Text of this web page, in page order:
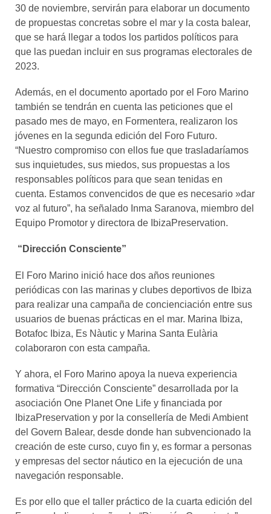
30 de noviembre, servirán para elaborar un documento
de propuestas concretas sobre el mar y la costa balear,
que se hará llegar a todos los partidos políticos para
que las puedan incluir en sus programas electorales de
2023.
Además, en el documento aportado por el Foro Marino
también se tendrán en cuenta las peticiones que el
pasado mes de mayo, en Formentera, realizaron los
jóvenes en la segunda edición del Foro Futuro.
“Nuestro compromiso con ellos fue que trasladaríamos
sus inquietudes, sus miedos, sus propuestas a los
responsables políticos para que sean tenidas en
cuenta. Estamos convencidos de que es necesario »dar
voz al futuro”, ha señalado Inma Saranova, miembro del
Equipo Promotor y directora de IbizaPreservation.
“Dirección Consciente”
El Foro Marino inició hace dos años reuniones
periódicas con las marinas y clubes deportivos de Ibiza
para realizar una campaña de concienciación entre sus
usuarios de buenas prácticas en el mar. Marina Ibiza,
Botafoc Ibiza, Es Nàutic y Marina Santa Eulària
colaboraron con esta campaña.
Y ahora, el Foro Marino apoya la nueva experiencia
formativa “Dirección Consciente” desarrollada por la
asociación One Planet One Life y financiada por
IbizaPreservation y por la consellería de Medi Ambient
del Govern Balear, desde donde han subvencionado la
creación de este curso, cuyo fin y, es formar a personas
y empresas del sector náutico en la ejecución de una
navegación responsable.
Es por ello que el taller práctico de la cuarta edición del